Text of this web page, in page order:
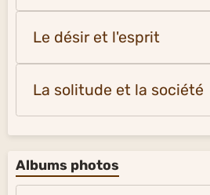
Le désir et l'esprit
La solitude et la société
Albums photos